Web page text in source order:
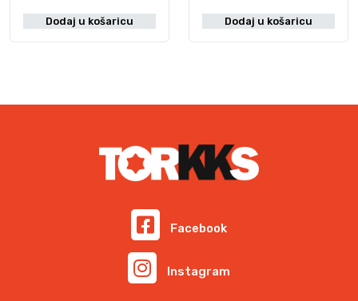
Dodaj u košaricu Dodaj u košaricu
Facebook
Instagram